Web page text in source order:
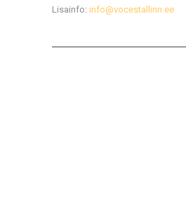
Lisainfo: info@vocestallinn.ee